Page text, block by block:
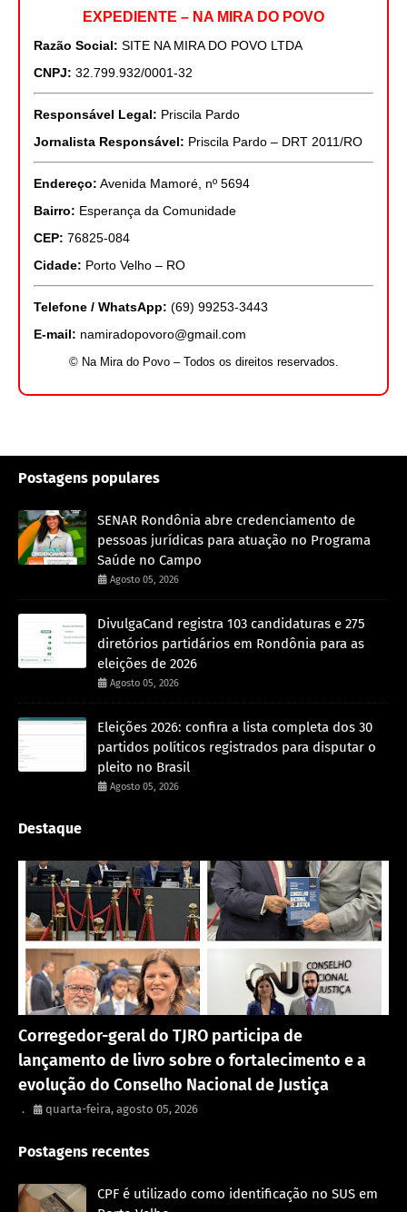
EXPEDIENTE – NA MIRA DO POVO
Razão Social: SITE NA MIRA DO POVO LTDA
CNPJ: 32.799.932/0001-32
Responsável Legal: Priscila Pardo
Jornalista Responsável: Priscila Pardo – DRT 2011/RO
Endereço: Avenida Mamoré, nº 5694
Bairro: Esperança da Comunidade
CEP: 76825-084
Cidade: Porto Velho – RO
Telefone / WhatsApp: (69) 99253-3443
E-mail: namiradopovoro@gmail.com
© Na Mira do Povo – Todos os direitos reservados.
Postagens populares
SENAR Rondônia abre credenciamento de
pessoas jurídicas para atuação no Programa
Saúde no Campo
Agosto 05, 2026
DivulgaCand registra 103 candidaturas e 275
diretórios partidários em Rondônia para as
eleições de 2026
Agosto 05, 2026
Eleições 2026: confira a lista completa dos 30
partidos políticos registrados para disputar o
pleito no Brasil
Agosto 05, 2026
Destaque
Corregedor-geral do TJRO participa de
lançamento de livro sobre o fortalecimento e a
evolução do Conselho Nacional de Justiça
. quarta-feira, agosto 05, 2026
Postagens recentes
CPF é utilizado como identificação no SUS em